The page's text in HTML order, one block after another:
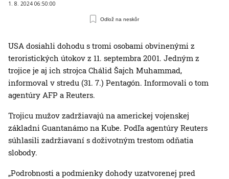
1. 8. 2024 06:50:00
Odlož na neskôr
USA dosiahli dohodu s tromi osobami obvinenými z
teroristických útokov z 11. septembra 2001. Jedným z
trojice je aj ich strojca Chálid Šajch Muhammad,
informoval v stredu (31. 7.) Pentagón. Informovali o tom
agentúry AFP a Reuters.
Trojicu mužov zadržiavajú na americkej vojenskej
základni Guantanámo na Kube. Podľa agentúry Reuters
súhlasili zadržiavaní s doživotným trestom odňatia
slobody.
„Podrobnosti a podmienky dohody uzatvorenej pred